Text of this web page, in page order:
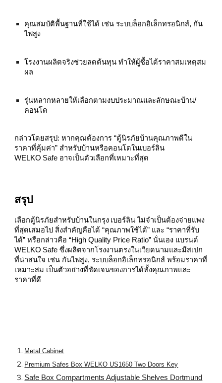
คุณสมบัติพื้นฐานที่ใช้ได้ เช่น ระบบล็อกอิเล็กทรอนิกส์, กัน
ไฟสูง
โรงงานผลิตจริงช่วยลดต้นทุน ทำให้ผู้ซื้อได้ราคาสมเหตุสม
ผล
รุ่นหลากหลายให้เลือกตามงบประมาณและลักษณะบ้าน/
คอนโด
กล่าวโดยสรุป: หากคุณต้องการ “ตู้นิรภัยบ้านคุณภาพดีใน
ราคาที่คุ้มค่า” สำหรับบ้านหรือคอนโดในเบอร์ลิน
WELKO Safe อาจเป็นตัวเลือกที่เหมาะที่สุด
สรุป
เลือกตู้นิรภัยสำหรับบ้านในกรุง เบอร์ลิน ไม่จำเป็นต้องจ่ายแพง
ที่สุดเสมอไป สิ่งสำคัญคือได้ “คุณภาพใช้ได้” และ “ราคาที่รับ
ได้” หรือกล่าวคือ “High Quality Price Ratio” นั่นเอง แบรนด์
WELKO Safe ซึ่งผลิตจากโรงงานตรงในเวียดนามและมีสเปก
ที่น่าสนใจ เช่น กันไฟสูง, ระบบล็อกอิเล็กทรอนิกส์ พร้อมราคาที่
เหมาะสม เป็นตัวอย่างที่ชัดเจนของการได้ทั้งคุณภาพและ
ราคาที่ดี
Metal Cabinet
Premium Safes Box WELKO US1650 Two Doors Key
Safe Box Compartments Adjustable Shelves Dortmund